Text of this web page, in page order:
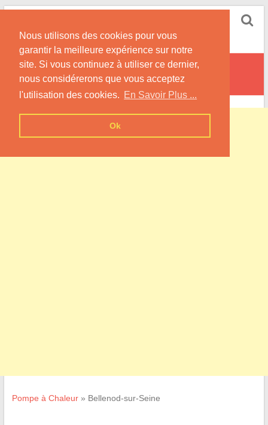
Nous utilisons des cookies pour vous
garantir la meilleure expérience sur notre
site. Si vous continuez à utiliser ce dernier,
nous considérerons que vous acceptez
l'utilisation des cookies. En Savoir Plus ...
Ok
Skip
content
Informations sur les Pompes à Chaleur
Bellenod-sur-Seine
Pompe à Chaleur» Bellenod-sur-Seine